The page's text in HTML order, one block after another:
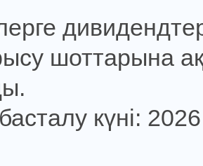
шоттарына
күні: